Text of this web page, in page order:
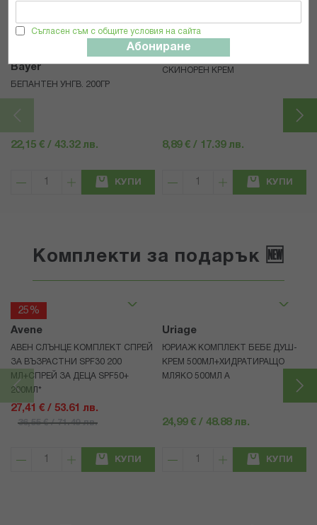
Съгласен съм с общите условия на сайта
Абониране
Bayer
БЕПАНТЕН УНГВ. 200ГР
22,15 € / 43.32 лв.
КУПИ
СКИНОРЕН КРЕМ
8,89 € / 17.39 лв.
КУПИ
Комплекти за подарък 🆕
25%
Avene
АВЕН СЛЪНЦЕ КОМПЛЕКТ СПРЕЙ
ЗА ВЪЗРАСТНИ SPF30 200
МЛ+СПРЕЙ ЗА ДЕЦА SPF50+
200МЛ*
27,41 € / 53.61 лв.
36,55 € / 71.49 лв.
КУПИ
Uriage
ЮРИАЖ КОМПЛЕКТ БЕБЕ ДУШ-
КРЕМ 500МЛ+ХИДРАТИРАЩО
МЛЯКО 500МЛ A
24,99 € / 48.88 лв.
КУПИ